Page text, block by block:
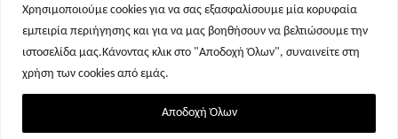
Χρησιμοποιούμε cookies για να σας εξασφαλίσουμε μία κορυφαία
εμπειρία περιήγησης και για να μας βοηθήσουν να βελτιώσουμε την
ιστοσελίδα μας.Κάνοντας κλικ στο "Αποδοχή Όλων", συναινείτε στη
χρήση των cookies από εμάς.
Αποδοχή Όλων
Σελίδα 1 Σελίδα 2 Σελίδα 3 Σελίδα 4